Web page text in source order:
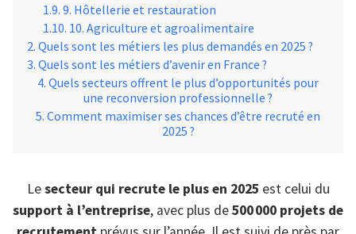
9. Hôtellerie et restauration
10. Agriculture et agroalimentaire
Quels sont les métiers les plus demandés en 2025 ?
Quels sont les métiers d’avenir en France ?
Quels secteurs offrent le plus d’opportunités pour
une reconversion professionnelle ?
Comment maximiser ses chances d’être recruté en
2025 ?
Lesecteur qui recrute le plus en 2025 est celui du
support à l’entreprise, avec plus de500 000 projets de